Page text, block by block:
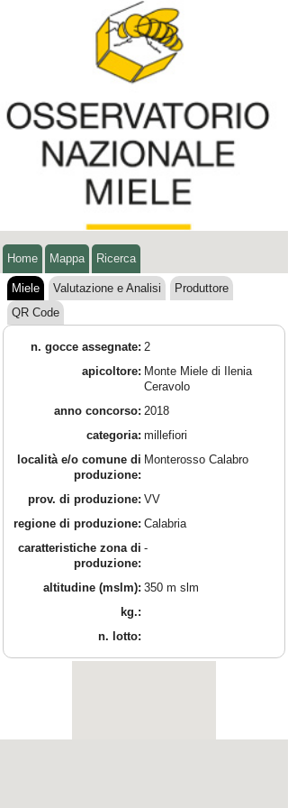
Home Mappa Ricerca
Miele Valutazione e Analisi
Produttore
QR Code
n. gocce assegnate: 2
apicoltore: Monte Miele di Ilenia
Ceravolo
anno concorso: 2018
categoria: millefiori
località e/o comune di
produzione:
Monterosso Calabro
prov. di produzione: VV
regione di produzione: Calabria
caratteristiche zona di
produzione:
-
altitudine (mslm): 350 m slm
kg.:
n. lotto: